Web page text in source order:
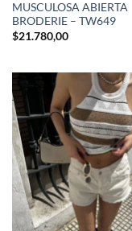
MUSCULOSA ABIERTA
BRODERIE – TW649
$21.780,00